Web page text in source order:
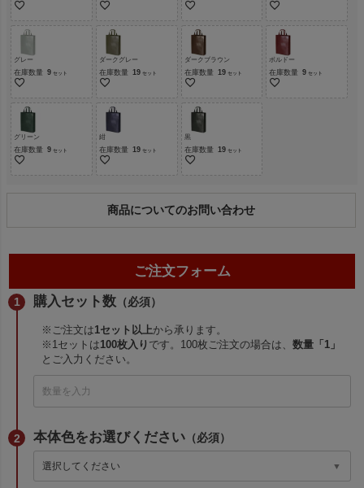
グレー
在庫数量 9
ダークグレー
在庫数量 19
ダークブラウン
在庫数量 19
ボルドー
在庫数量 9
グリーン
在庫数量 9
紺
在庫数量 19
黒
在庫数量 19
商品についてのお問い合わせ
ご注文フォーム
購入セット数 （必須）
※ご注文は1セット以上から承ります。
※1セットは100枚入り です。100枚ご注文の場合は、数量「1」
とご入力ください。
本体色をお選びください （必須）